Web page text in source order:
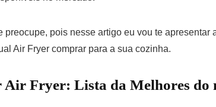
preocupe, pois nesse artigo eu vou te
Air Fryer comprar para a sua cozinha.
Fryer: Lista da Melhores do